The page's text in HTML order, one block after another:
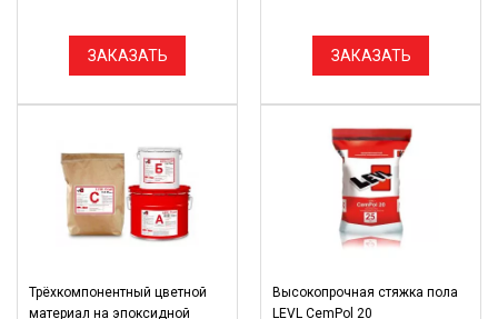
ЗАКАЗАТЬ ЗАКАЗАТЬ
Трёхкомпонентный цветной
материал на эпоксидной
Высокопрочная стяжка пола
LEVL CemPol 20